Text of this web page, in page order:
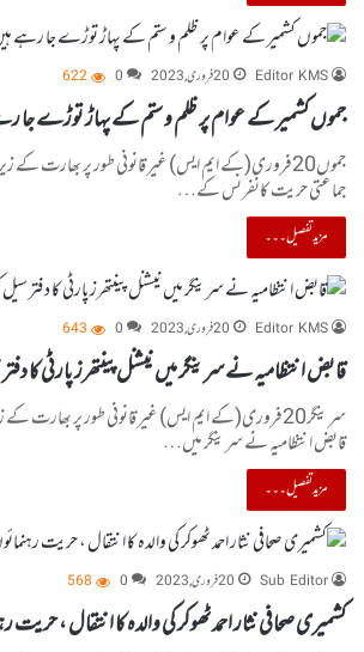
Editor KMS
20 فروری, 2023 0
622
جموں کشمیر کے عوام پر ظلم و ستم کے پہاڑ توڑے جا
جموں20فروری(کے ایم ایس) غیر قانونی طور پر بھارت کے
جماعتی حریت کانفرنس کے…
مزید تفصیل۔۔۔
Editor KMS
20 فروری, 2023 0
643
قابض انتظامیہ نے سرینگر میں نیشنل پینتھرز پارٹی کا
سرینگر20فروری(کے ایم ایس) غیر قانونی طور پر بھارت
قابض انتظامیہ نے سرینگر میں…
مزید تفصیل۔۔۔
Sub Editor
20 فروری, 2023 0
568
کشمیری صحافی نثار احمد ٹھوکر کی والدہ کا انتقال ،